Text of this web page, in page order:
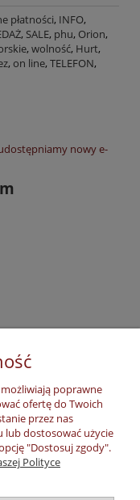
płatności, INFO,
, SALE, phu, Orion,
, wolność, Hurt,
, on line, TELEFON,
nowy e-
10.00 - 13.00
czytaj całość »
poprawne
ofertę do Twoich
przez nas
lub dostosować użycie
"Dostosuj zgody".
Polityce